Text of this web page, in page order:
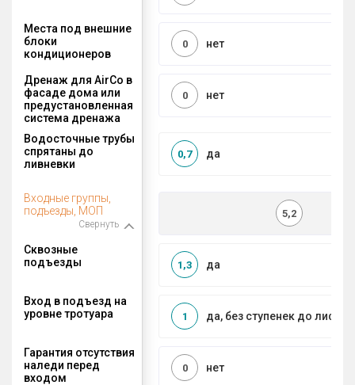
Места под внешние
блоки
кондиционеров
нет
0
Дренаж для AirCo в
фасаде дома или
предустановленная
система дренажа
нет
0
Водосточные трубы
спрятаны до
ливневки
да
0,7
Входные группы,
подъезды, МОП
Свернуть
5,2
Сквозные
подъезды
да
1,3
Вход в подъезд на
уровне тротуара
да, без ступенек до лифта
1
Гарантия отсутствия
наледи перед
входом
нет
0